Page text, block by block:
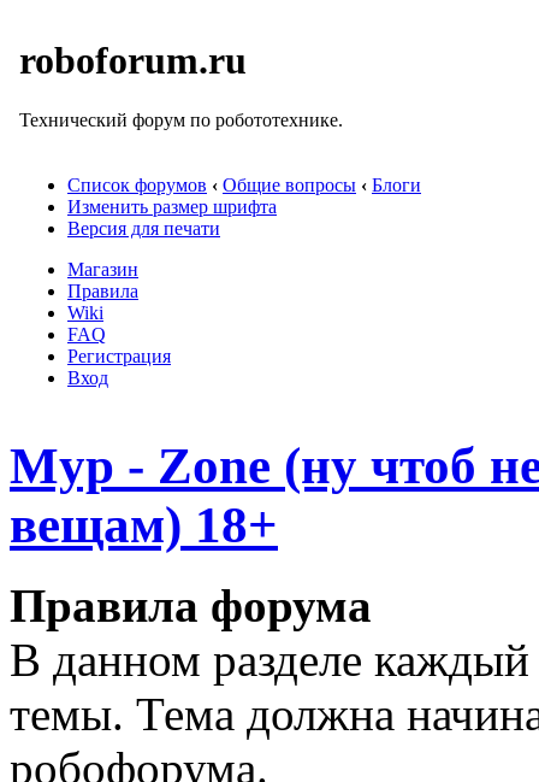
roboforum.ru
Технический форум по робототехнике.
Список форумов ‹ Общие вопросы ‹ Блоги
Изменить размер шрифта
Версия для печати
Магазин
Правила
Wiki
FAQ
Регистрация
Вход
Myp - Zone (ну чтоб
вещам) 18+
Правила форума
В данном разделе
темы. Тема должна
робофорума.